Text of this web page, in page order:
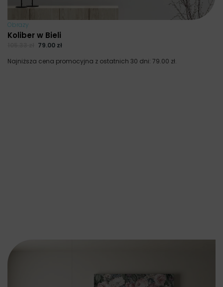
Obrazy
Koliber w Bieli
79.00 zł
Najniższa cena promocyjna z ostatnich 30 dni: 79.00 zł.